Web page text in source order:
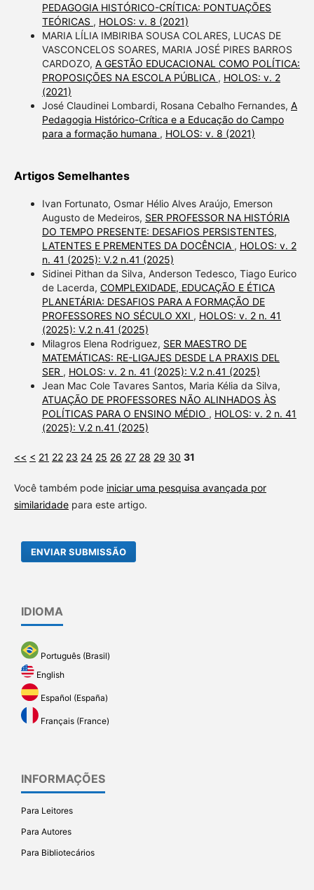
PEDAGOGIA HISTÓRICO-CRÍTICA: PONTUAÇÕES
TEÓRICAS , HOLOS: v. 8 (2021)
MARIA LÍLIA IMBIRIBA SOUSA COLARES, LUCAS DE
VASCONCELOS SOARES, MARIA JOSÉ PIRES BARROS
CARDOZO, A GESTÃO EDUCACIONAL COMO POLÍTICA:
PROPOSIÇÕES NA ESCOLA PÚBLICA , HOLOS: v. 2
(2021)
José Claudinei Lombardi, Rosana Cebalho Fernandes, A
Pedagogia Histórico-Crítica e a Educação do Campo
para a formação humana , HOLOS: v. 8 (2021)
Artigos Semelhantes
Ivan Fortunato, Osmar Hélio Alves Araújo, Emerson
Augusto de Medeiros, SER PROFESSOR NA HISTÓRIA
DO TEMPO PRESENTE: DESAFIOS PERSISTENTES,
LATENTES E PREMENTES DA DOCÊNCIA , HOLOS: v. 2
n. 41 (2025): V.2 n.41 (2025)
Sidinei Pithan da Silva, Anderson Tedesco, Tiago Eurico
de Lacerda, COMPLEXIDADE, EDUCAÇÃO E ÉTICA
PLANETÁRIA: DESAFIOS PARA A FORMAÇÃO DE
PROFESSORES NO SÉCULO XXI , HOLOS: v. 2 n. 41
(2025): V.2 n.41 (2025)
Milagros Elena Rodriguez, SER MAESTRO DE
MATEMÁTICAS: RE-LIGAJES DESDE LA PRAXIS DEL
SER , HOLOS: v. 2 n. 41 (2025): V.2 n.41 (2025)
Jean Mac Cole Tavares Santos, Maria Kélia da Silva,
ATUAÇÃO DE PROFESSORES NÃO ALINHADOS ÀS
POLÍTICAS PARA O ENSINO MÉDIO , HOLOS: v. 2 n. 41
(2025): V.2 n.41 (2025)
<< < 21 22 23 24 25 26 27 28 29 30 31
Você também pode iniciar uma pesquisa avançada por
similaridadepara este artigo.
ENVIAR SUBMISSÃO
IDIOMA
Português (Brasil)
English
Español (España)
Français (France)
INFORMAÇÕES
Para Leitores
Para Autores
Para Bibliotecários